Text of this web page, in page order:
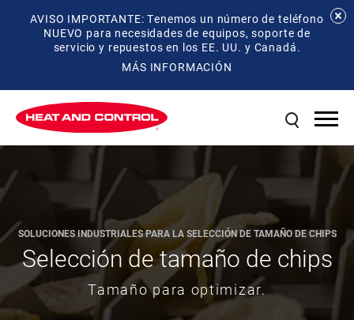
AVISO IMPORTANTE: Tenemos un número de teléfono
NUEVO para necesidades de equipos, soporte de
servicio y repuestos en los EE. UU. y Canadá.
MÁS INFORMACIÓN
SOLUCIONES INDUSTRIALES PARA LA SELECCIÓN DE TAMAÑO DE CHIPS
Selección de tamaño de chips
Tamaño para optimizar.